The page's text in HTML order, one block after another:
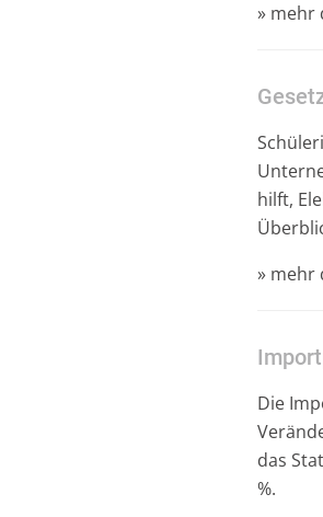
» mehr
hilft,
» mehr
Die
das
%.